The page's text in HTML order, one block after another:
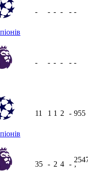
- - - - - -
- - - - - -
11 1 1 2 - 955
35 - 2 4 -
ʼ